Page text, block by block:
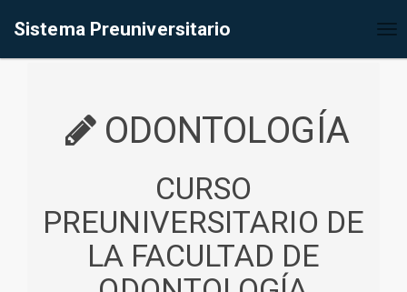
Sistema Preuniversitario
ODONTOLOGÍA
CURSO
PREUNIVERSITARIO DE
LA FACULTAD DE